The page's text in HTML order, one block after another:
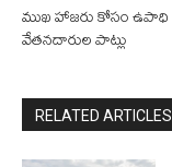
ముఖ హాజరు కోసం ఉపాధి
వేతనదారుల పాట్లు
RELATED ARTICLES